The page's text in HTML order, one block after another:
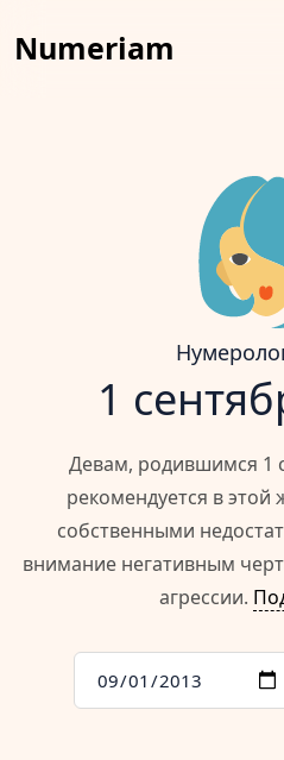
Numeriam
Матрица
1
Девам, родившимся 1
рекомендуется в этой
собственными
внимание негативным
агрессии.